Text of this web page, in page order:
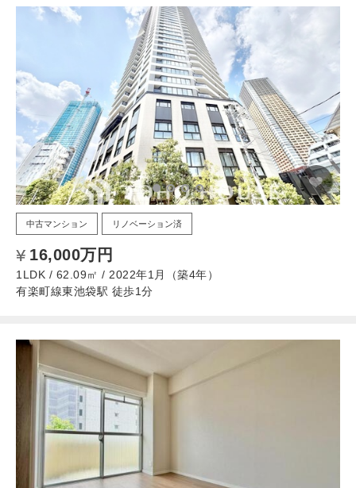
中古マンション リノベーション済
16,000万円
1LDK / 62.09㎡ / 2022年1月（築4年）
有楽町線東池袋駅 徒歩1分